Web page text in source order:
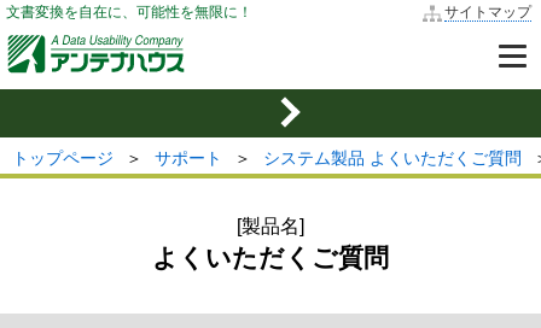
文書変換を自在に、可能性を無限に！ サイトマップ
トップページ ＞ サポート ＞ システム製品 よくいただくご質問
[製品名]
よくいただくご質問